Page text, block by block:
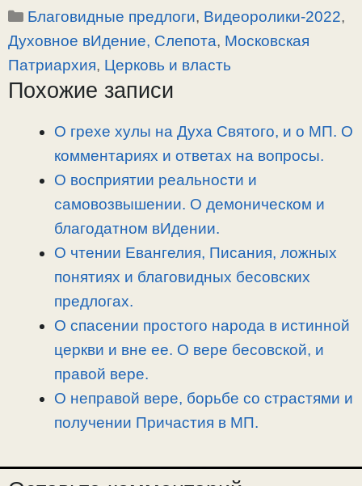
p
y
n
l
e
a
c
e
o
п
р
и
Рубрики
Благовидные предлоги, Видеоролики-2022,
Духовное вИдение, Слепота, Московская
Патриархия, Церковь и власть
Похожие записи
О грехе хулы на Духа Святого, и о МП. О
комментариях и ответах на вопросы.
О восприятии реальности и
самовозвышении. О демоническом и
благодатном вИдении.
О чтении Евангелия, Писания, ложных
понятиях и благовидных бесовских
предлогах.
О спасении простого народа в истинной
церкви и вне ее. О вере бесовской, и
правой вере.
О неправой вере, борьбе со страстями и
получении Причастия в МП.